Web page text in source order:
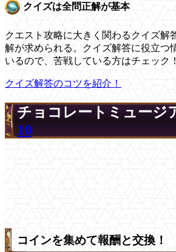
クイズは全問正解が基本
クエスト攻略に大きく関わるクイズ解
解が求められる。クイズ解答に役立つ
いるので、苦戦している方はチェック！
クイズ解答のコツを紹介！
チョコレートミュージ
10
コインを集めて報酬と交換！